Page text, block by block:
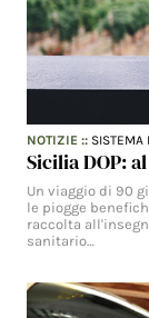
NOTIZIE :: SISTEMA
Sicilia DOP:
Un viaggio di 90
le piogge
raccolta
sanitario…